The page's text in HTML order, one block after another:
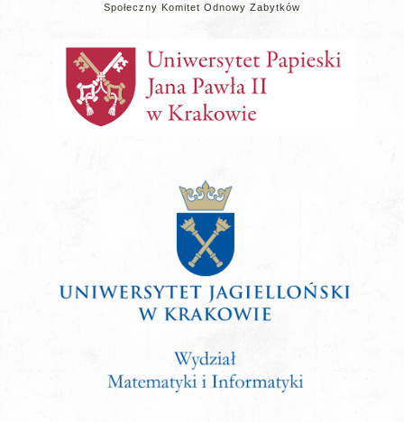
Społeczny Komitet Odnowy Zabytków